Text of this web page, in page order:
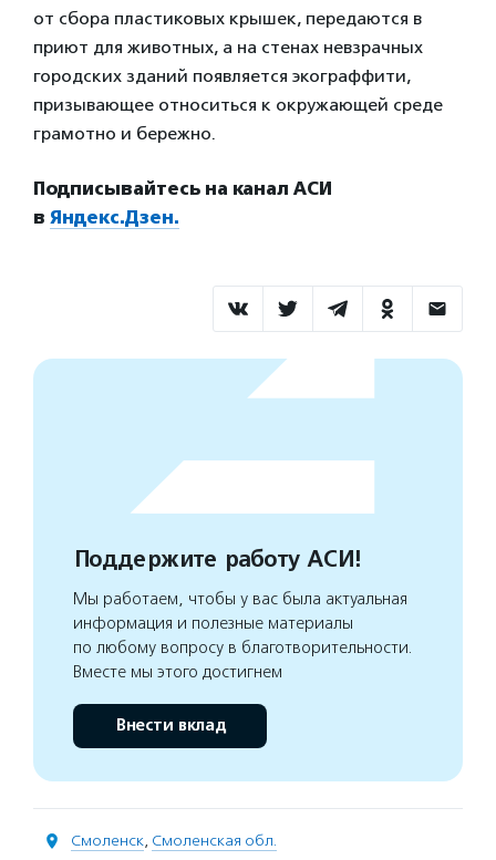
от сбора пластиковых крышек, передаются в
приют для животных, а на стенах невзрачных
городских зданий появляется экограффити,
призывающее относиться к окружающей среде
грамотно и бережно.
Подписывайтесь на канал АСИ
в Яндекс.Дзен.
Поддержите работу АСИ!
Мы работаем, чтобы у вас была актуальная
информация и полезные материалы
по любому вопросу в благотворительности.
Вместе мы этого достигнем
Внести вклад
Смоленск, Смоленская обл.